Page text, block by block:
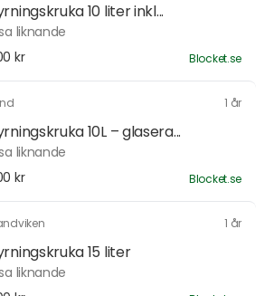
10 liter inkl...
liknande
kr
Blocket.se
1 år
10L – glasera...
liknande
kr
Blocket.se
1 år
15 liter
liknande